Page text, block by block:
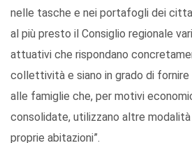
nelle tasche e nei portafogli dei
al più presto il Consiglio regionale
attuativi che rispondano
collettività e siano in grado di
alle famiglie che, per motivi
consolidate, utilizzano altre
proprie abitazioni”.